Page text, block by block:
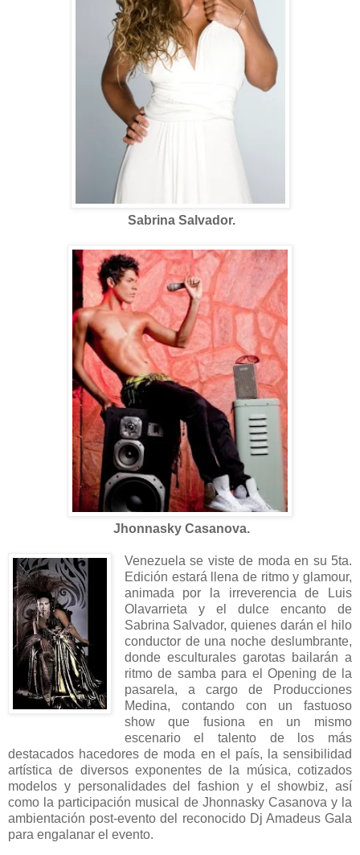
Sabrina Salvador.
Jhonnasky Casanova.
Venezuela se viste de moda en su 5ta.
Edición estará llena de ritmo y glamour,
animada por la irreverencia de Luis
Olavarrieta y el dulce encanto de
Sabrina Salvador, quienes darán el hilo
conductor de una noche deslumbrante,
donde esculturales garotas bailarán a
ritmo de samba para el Opening de la
pasarela, a cargo de Producciones
Medina, contando con un fastuoso
show que fusiona en un mismo
escenario el talento de los más
destacados hacedores de moda en el país, la sensibilidad
artística de diversos exponentes de la música, cotizados
modelos y personalidades del fashion y el showbiz, así
como la participación musical de Jhonnasky Casanova y la
ambientación post-evento del reconocido Dj Amadeus Gala
para engalanar el evento.